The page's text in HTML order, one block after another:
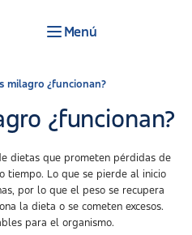
Menú
milagro ¿funcionan?
¿funcionan?
dietas que prometen pérdidas de
tiempo. Lo que se pierde al inicio
por lo que el peso se recupera
la dieta o se cometen excesos.
para el organismo.